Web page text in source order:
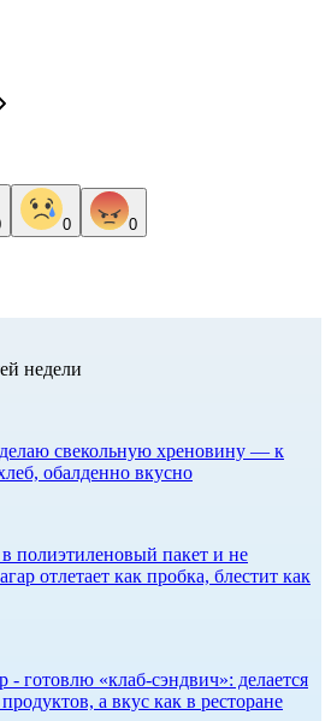
0 0
недели
свекольную хреновину — к
обалденно вкусно
полиэтиленовый пакет и не
отлетает как пробка, блестит как
- готовлю «клаб-сэндвич»: делается
а вкус как в ресторане